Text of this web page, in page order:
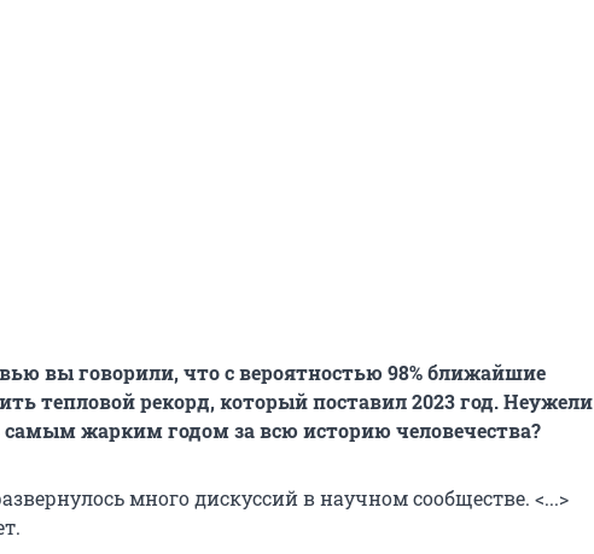
вы говорили, что с вероятностью 98% ближайшие
тепловой рекорд, который поставил 2023 год. Неужели
самым жарким годом за всю историю человечества?
много дискуссий в научном сообществе. <...>